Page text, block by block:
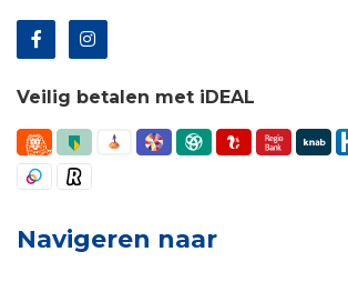
Veilig betalen met iDEAL
Navigeren naar